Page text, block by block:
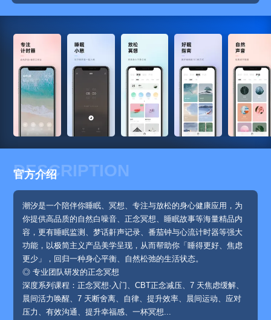
DESCRIPTION
官方介绍
潮汐是一个陪伴你睡眠、冥想、专注与放松的身心健康应用，为
你提供高品质的自然白噪音、正念冥想、睡眠故事等海量精品内
容，更有睡眠监测、梦话鼾声记录、番茄钟与心流计时器等强大
功能，以极简主义产品美学呈现，从而帮助你「睡得更好、焦虑
更少」，回归一种身心平衡、自然松弛的生活状态。
◎ 专业团队研发的正念冥想
深度系列课程：正念冥想·入门、CBT正念减压、7 天焦虑缓解、
晨间活力唤醒、7 天断舍离、自律、提升效率、晨间运动、应对
压力、有效沟通、提升幸福感、一杯冥想...